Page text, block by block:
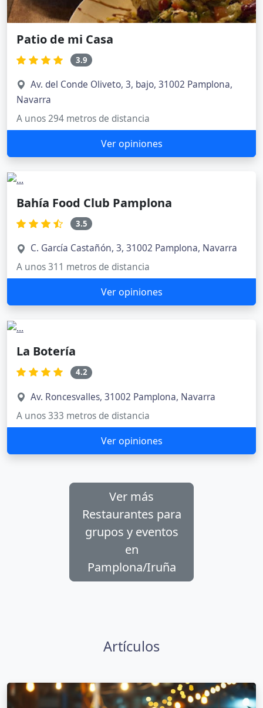
Patio de mi Casa
3.9
Av. del Conde Oliveto, 3, bajo, 31002 Pamplona,
Navarra
A unos 294 metros de distancia
Ver opiniones
Bahía Food Club Pamplona
3.5
C. García Castañón, 3, 31002 Pamplona, Navarra
A unos 311 metros de distancia
Ver opiniones
La Botería
4.2
Av. Roncesvalles, 31002 Pamplona, Navarra
A unos 333 metros de distancia
Ver opiniones
Ver más
Restaurantes para
grupos y eventos
en
Pamplona/Iruña
Artículos